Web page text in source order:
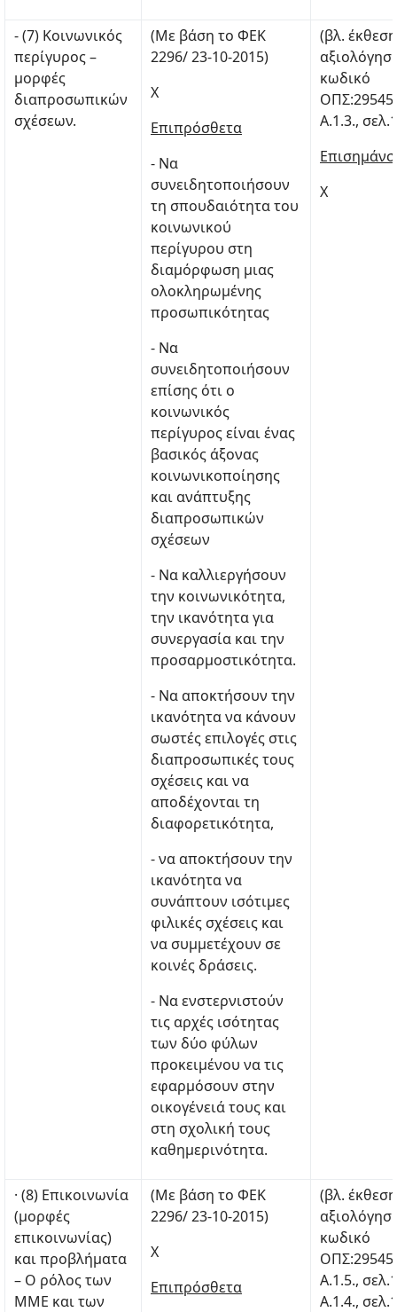
- (7) Κοινωνικός
περίγυρος –
μορφές
διαπροσωπικών
σχέσεων.
(Με βάση το ΦΕΚ
2296/ 23-10-2015)
Χ
Επιπρόσθετα
- Να
συνειδητοποιήσουν
τη σπουδαιότητα του
κοινωνικού
περίγυρου στη
διαμόρφωση μιας
ολοκληρωμένης
προσωπικότητας
- Να
συνειδητοποιήσουν
επίσης ότι ο
κοινωνικός
περίγυρος είναι ένας
βασικός άξονας
κοινωνικοποίησης
και ανάπτυξης
διαπροσωπικών
σχέσεων
- Να καλλιεργήσουν
την κοινωνικότητα,
την ικανότητα για
συνεργασία και την
προσαρμοστικότητα.
- Να αποκτήσουν την
ικανότητα να κάνουν
σωστές επιλογές στις
διαπροσωπικές τους
σχέσεις και να
αποδέχονται τη
διαφορετικότητα,
- να αποκτήσουν την
ικανότητα να
συνάπτουν ισότιμες
φιλικές σχέσεις και
να συμμετέχουν σε
κοινές δράσεις.
- Να ενστερνιστούν
τις αρχές ισότητας
των δύο φύλων
προκειμένου να τις
εφαρμόσουν στην
οικογένειά τους και
στη σχολική τους
καθημερινότητα.
(βλ. έκθεση
κωδικό
Α.1.3.,
Χ
· (8) Επικοινωνία
(μορφές
επικοινωνίας)
και προβλήματα
– Ο ρόλος των
ΜΜΕ και των
(Με βάση το ΦΕΚ
2296/ 23-10-2015)
Χ
Επιπρόσθετα
(βλ. έκθεση
κωδικό
Α.1.5.,
Α.1.4.,